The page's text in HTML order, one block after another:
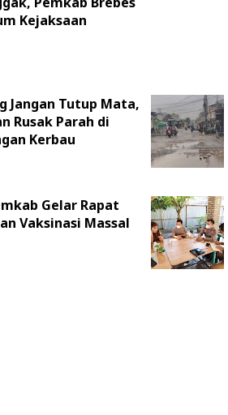
Kejaksaan
Jangan Tutup Mata,
Rusak Parah di
Kerbau
Gelar Rapat
Vaksinasi Massal